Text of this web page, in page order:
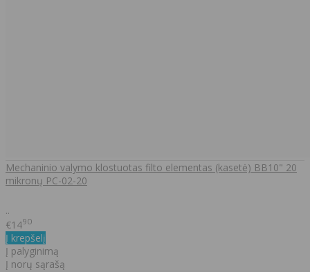
Mechaninio valymo klostuotas filto elementas (kasetė) BB10" 20
mikronų PC-02-20
..
€1490
Į krepšelį
Į palyginimą
Į norų sąrašą